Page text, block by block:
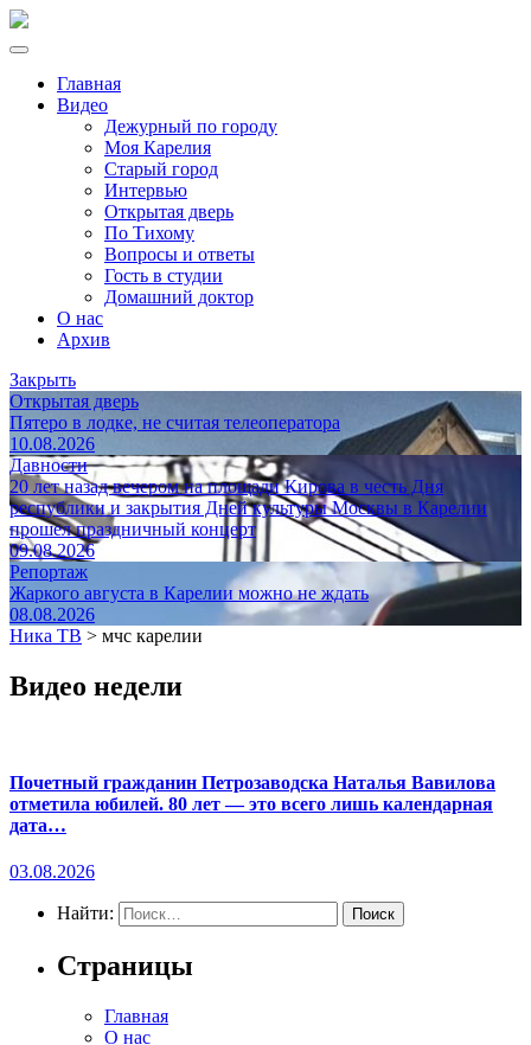
Главная
Видео
Дежурный по городу
Моя Карелия
Старый город
Интервью
Открытая дверь
По Тихому
Вопросы и ответы
Гость в студии
Домашний доктор
О нас
Архив
Закрыть
Открытая дверь
Пятеро в лодке, не считая телеоператора
10.08.2026
Давности
20 лет назад вечером на площади Кирова в честь Дня
республики и закрытия Дней культуры Москвы в Карелии
прошел праздничный концерт
09.08.2026
Репортаж
Жаркого августа в Карелии можно не ждать
08.08.2026
Ника ТВ > мчс карелии
Видео недели
Почетный гражданин Петрозаводска Наталья Вавилова
отметила юбилей. 80 лет — это всего лишь календарная
дата…
03.08.2026
Найти:
Страницы
Главная
О нас